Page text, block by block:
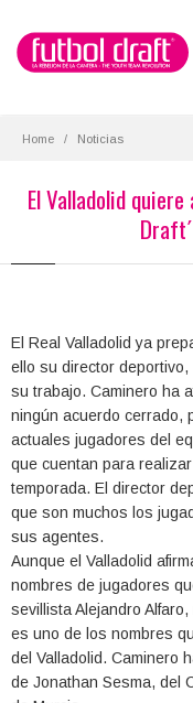
Home Noticias
El Valladolid
El Real Valladolid ya
ello su director
su trabajo. Caminero ha
ningún acuerdo cerrado,
actuales jugadores del
que cuentan para
temporada. El director
que son muchos los
sus agentes.
Aunque el Valladolid
nombres de jugadores
sevillista Alejandro
es uno de los nombres
del Valladolid. Caminero
de Jonathan Sesma, del